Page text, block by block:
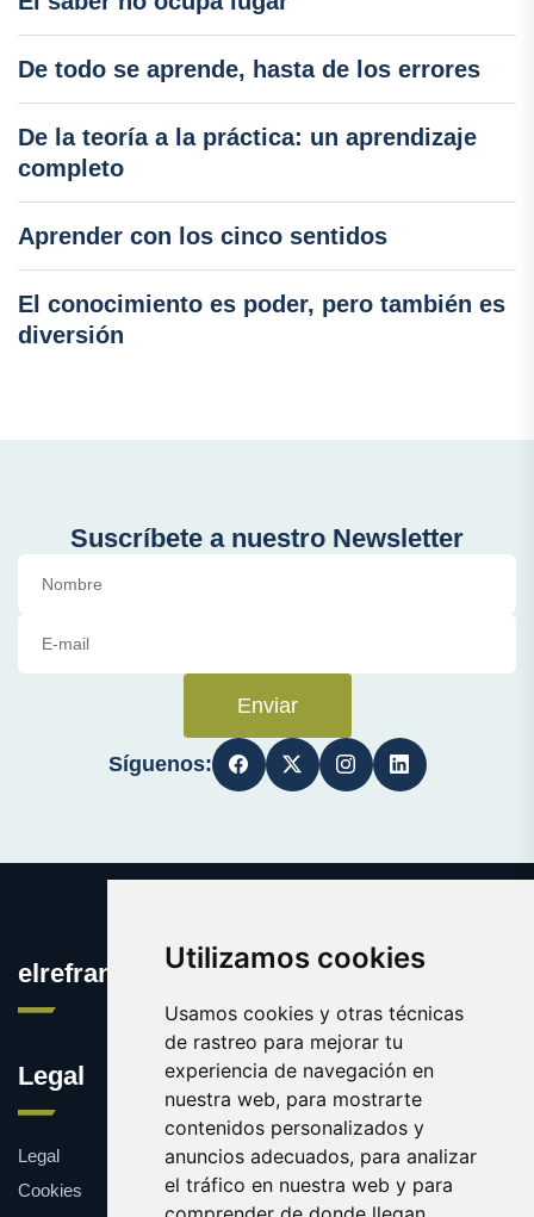
Utilizamos cookies
Usamos cookies y otras técnicas
de rastreo para mejorar tu
experiencia de navegación en
nuestra web, para mostrarte
contenidos personalizados y
anuncios adecuados, para analizar
el tráfico en nuestra web y para
De todo se aprende, hasta de los errores
De la teoría a la práctica: un aprendizaje
completo
Aprender con los cinco sentidos
El conocimiento es poder, pero también es
diversión
Suscríbete a nuestro Newsletter
Enviar
Síguenos:
elrefranero.es
Legal
Legal
Cookies